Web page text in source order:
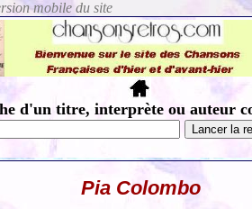
d'un titre, interprète ou auteur
Pia Colombo